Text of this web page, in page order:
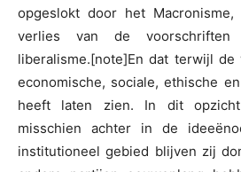
opgeslokt door het
verlies van de
liberalisme.[note]En dat terwijl
economische, sociale, ethische
heeft laten zien. In dit
misschien achter in de
institutioneel gebied blijven zij